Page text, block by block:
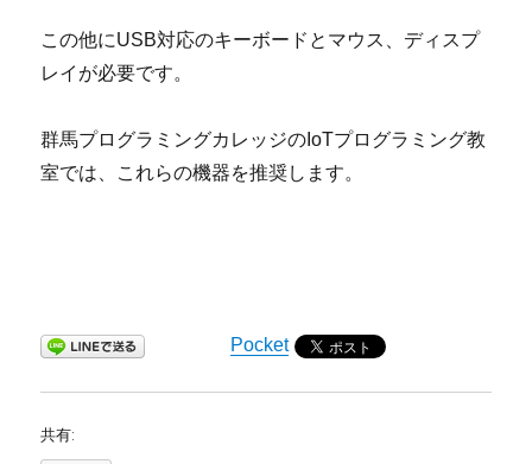
この他にUSB対応のキーボードとマウス、ディスプ
レイが必要です。
群馬プログラミングカレッジのIoTプログラミング教
室では、これらの機器を推奨します。
Pocket
共有: